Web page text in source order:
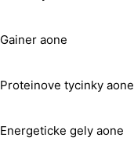
Gainer aone
Proteinove tycinky aone
Energeticke gely aone